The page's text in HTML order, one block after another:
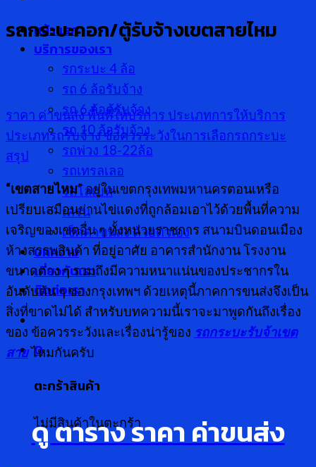
หน้าแรก
บริการของเรา
รกระบะ 4 ล้อ
รถ 6 ล้อรับจ้าง
รถ 6 ล้อตู้รับจ้าง
รถ 10 ล้อรับจ้าง
รถพ่วง 18-22ล้อ
รถเทรลเลอ
รถโลเบท
เครน
เช็คค่าขนส่ง ด้วยตัวเอง
บทความ
เกี่ยวกับเรา
ติดต่อเรา
0
ตะกร้าสินค้า
ไม่มีสินค้าในตะกร้า
รถกระบะคอก/ตู้รับจ้างเขตสายไหม
ราคา ค่าขนส่งพื้นที่ให้บริการ ประเภทการให้บริการ
ประเภทรถรับจ้างข้อควรระวังในการเลือกรถกระบะ
สรุป
“เขตสายไหม” อยู่ในเขตกรุงเทพมหานครตอนเหรือ
เปรียบเสมือนย่านไข่แดงที่ถูกล้อมเอาไว้ด้วยพื้นที่ความ
เจริญของเขตอื่น ๆ ทั้งหน่วยราชการ สนามบินดอนเมือง
ห้างสรรพสินค้า ที่อยู่อาศัย อาคารสำนักงาน โรงงาน
ขนาดต่าง ๆ รวมถึงมีความหนาแน่นของประชากรใน
อันดับต้น ๆ ของกรุงเทพฯ ด้วยเหตุนี้ภาคการขนส่งจึงเป็น
สิ่งที่ขาดไม่ได้ สำหรับบทความนี้เราจะมาพูดกันถึงเรื่อง
ของ ข้อควรระวังและเรื่องน่ารู้ของ รถกระบะรับจ้าเขต
สายไหมกันครับ
ดู ตาราง ราคา ค่าขนส่ง